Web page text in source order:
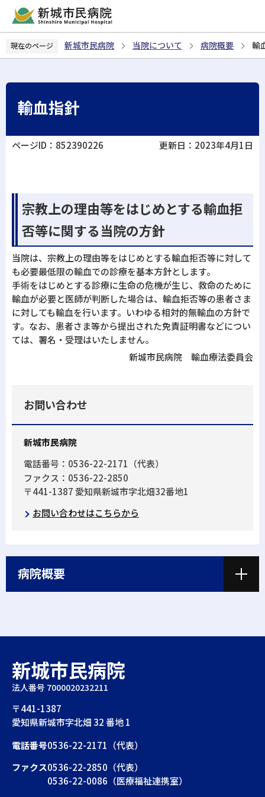
の
現在のページ 新城市民病院 当院について 病院概要 輸
輸血指針
ページID：852390226 更新日：2023年4月1日
宗教上の理由等をはじめとする輸血拒
否等に関する当院の方針
当院は、宗教上の理由等をはじめとする輸血拒否等に対して
も必要最低限の輸血での診療を基本方針とします。
手術をはじめとする診療に生命の危機が生じ、救命のために
輸血が必要と医師が判断した場合は、輸血拒否等の患者さま
に対しても輸血を行います。いわゆる相対的無輸血の方針で
す。なお、患者さま等から提出された免責証明書などについ
ては、署名・受理はいたしません。
新城市民病院 輸血療法委員会
お問い合わせ
新城市民病院
電話番号：0536-22-2171（代表）
ファクス：0536-22-2850
〒441-1387 愛知県新城市字北畑32番地1
お問い合わせはこちらから
病院概要
新城市民病院
法人番号 7000020232211
〒441-1387
愛知県新城市字北畑 32 番地 1
電話番号0536-22-2171（代表）
ファクス0536-22-2850（代表）
0536-22-0086（医療福祉連携室）